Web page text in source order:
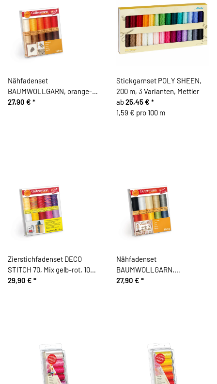
Nähfadenset
BAUMWOLLGARN, orange-
braun, Gütermann
27,90 € *
Stickgarnset POLY SHEEN,
200 m, 3 Varianten, Mettler
ab25,45 € *
1,59 € pro 100 m
Zierstichfadenset DECO
STITCH 70, Mix gelb-rot, 10
Garne, Gütermann
29,90 € *
Nähfadenset
BAUMWOLLGARN,
Grundfarben mit natur,
27,90 € *